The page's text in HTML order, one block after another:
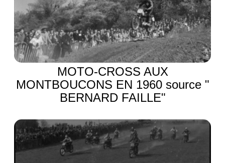
MOTO-CROSS AUX
MONTBOUCONS EN 1960 source "
BERNARD FAILLE"